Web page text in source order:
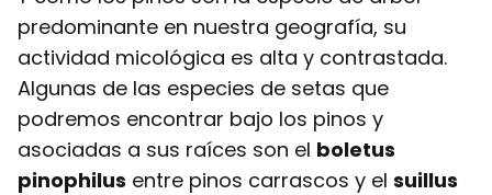
predominante en nuestra geografía, su
actividad micológica es alta y contrastada.
Algunas de las especies de setas que
podremos encontrar bajo los pinos y
asociadas a sus raíces son el boletus
pinophilus entre pinos carrascos y el suillus